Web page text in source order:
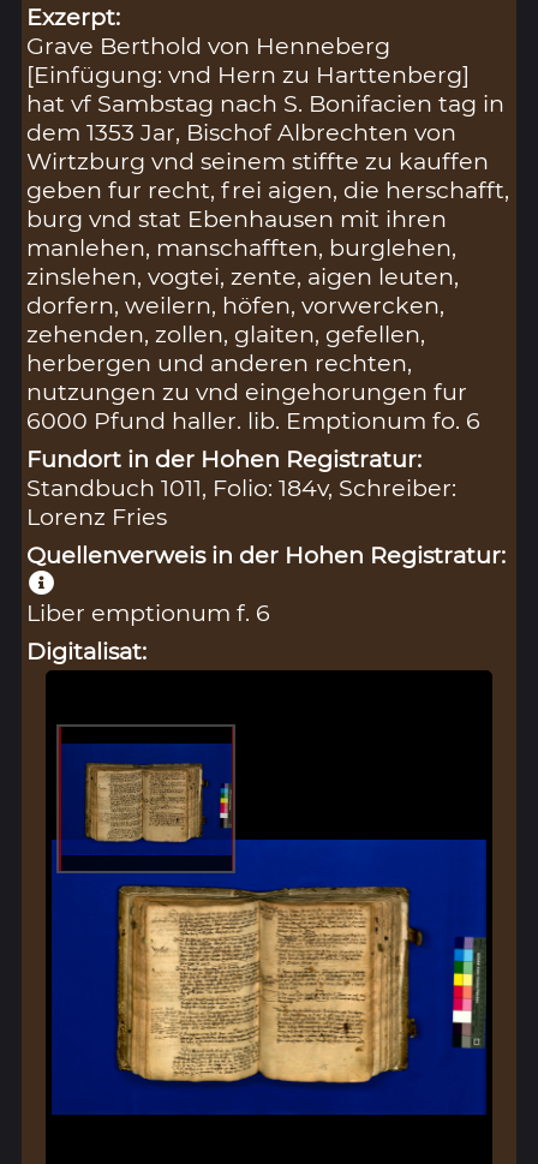
Exzerpt:
Grave Berthold von Henneberg
[Einfügung: vnd Hern zu Harttenberg]
hat vf Sambstag nach S. Bonifacien tag in
dem 1353 Jar, Bischof Albrechten von
Wirtzburg vnd seinem stiffte zu kauffen
geben fur recht, frei aigen, die herschafft,
burg vnd stat Ebenhausen mit ihren
manlehen, manschafften, burglehen,
zinslehen, vogtei, zente, aigen leuten,
dorfern, weilern, höfen, vorwercken,
zehenden, zollen, glaiten, gefellen,
herbergen und anderen rechten,
nutzungen zu vnd eingehorungen fur
6000 Pfund haller. lib. Emptionum fo. 6
Fundort in der Hohen Registratur:
Standbuch 1011, Folio: 184v, Schreiber:
Lorenz Fries
Quellenverweis in der Hohen Registratur:
Liber emptionum f. 6
Digitalisat: